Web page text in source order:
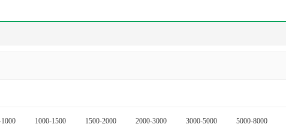
1000-1500 1500-2000 2000-3000 3000-5000 5000-8000